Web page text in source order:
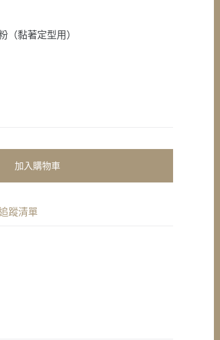
（黏著定型用）
加入購物車
蹤清單